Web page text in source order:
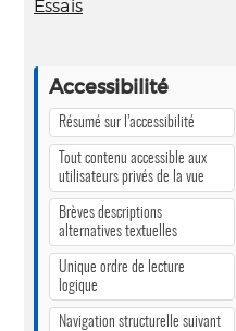
Essais
Accessibilité
Résumé sur l’accessibilité
Tout contenu accessible aux
utilisateurs privés de la vue
Brèves descriptions
alternatives textuelles
Unique ordre de lecture
logique
Navigation structurelle suivant